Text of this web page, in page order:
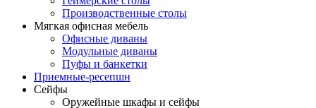
Производственные столы
Мягкая офисная мебель
Офисные диваны
Модульные диваны
Пуфы и банкетки
Приемные-ресепшн
Сейфы
Оружейные шкафы и сейфы